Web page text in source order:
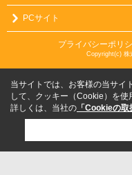
PCサイト
プライバシーポリ
Copyright(c) 株
当サイトでは、お客様の当サイ
して、クッキー（Cookie）を使
詳しくは、当社の 「Cookieの取